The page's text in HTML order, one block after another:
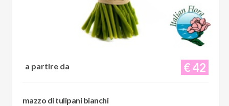
€ 42
a partire da
mazzo di tulipani bianchi